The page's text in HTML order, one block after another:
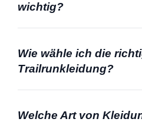
wichtig?
Wie wähle ich die
Trailrunkleidung?
Welche Art von